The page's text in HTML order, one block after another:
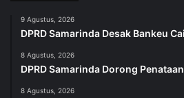
9 Agustus, 2026
DPRD Samarinda Desak Bankeu
8 Agustus, 2026
DPRD Samarinda Dorong
8 Agustus, 2026